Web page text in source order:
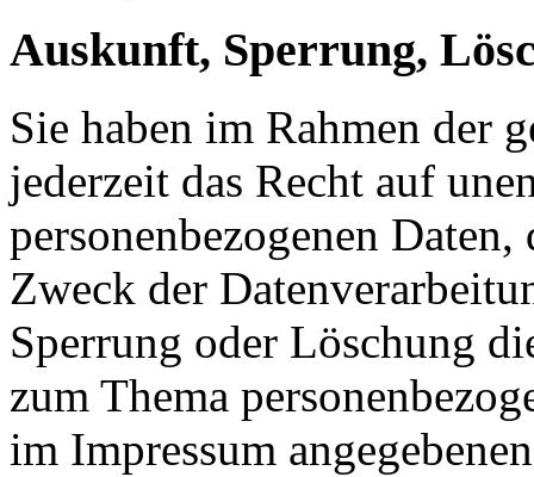
Auskunft, Sperrung,
Sie haben im Rahmen der
jederzeit das Recht auf
personenbezogenen
Zweck der
Sperrung oder Löschung
zum Thema
im Impressum